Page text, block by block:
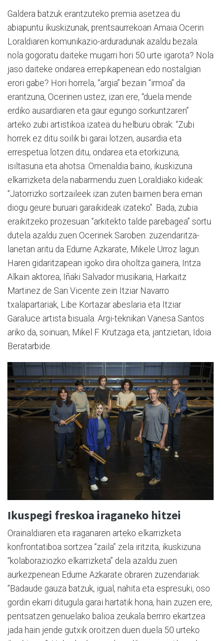
Galdera batzuk erantzuteko premia asetzea du
abiapuntu ikuskizunak, prentsaurrekoan Amaia Ocerin
Loraldiaren komunikazio-arduradunak azaldu bezala:
nola gogoratu daiteke mugarri hori 50 urte igarota? Nola
jaso daiteke ondarea errepikapenean edo nostalgian
erori gabe? Hori horrela, “argia” bezain “irmoa” da
erantzuna, Ocerinen ustez, izan ere, “duela mende
erdiko ausardiaren eta gaur egungo sorkuntzaren”
arteko zubi artistikoa izatea du helburu obrak: “Zubi
horrek ez ditu soilik bi garai lotzen, ausardia eta
errespetua lotzen ditu, ondarea eta etorkizuna,
isiltasuna eta ahotsa. Omenaldia baino, ikuskizuna
elkarrizketa dela nabarmendu zuen Loraldiako kideak:
“Jatorrizko sortzaileek izan zuten baimen bera eman
diogu geure buruari garaikideak izateko”. Bada, zubia
eraikitzeko prozesuan “arkitekto talde parebagea” sortu
dutela azaldu zuen Ocerinek Saroben: zuzendaritza-
lanetan aritu da Edurne Azkarate, Mikele Urroz lagun.
Haren gidaritzapean igoko dira oholtza gainera, Intza
Alkain aktorea, Iñaki Salvador musikaria, Harkaitz
Martinez de San Vicente zein Itziar Navarro
txalapartariak, Libe Kortazar abeslaria eta Itziar
Garaluce artista bisuala. Argi-teknikan Vanesa Santos
ariko da, soinuan, Mikel F. Krutzaga eta, jantzietan, Idoia
Beratarbide.
Ikuspegi freskoa iraganeko hitzei
Orainaldiaren eta iraganaren arteko elkarrizketa
konfrontatiboa sortzea “zaila” zela iritzita, ikuskizuna
“kolaboraziozko elkarrizketa” dela azaldu zuen
aurkezpenean Edurne Azkarate obraren zuzendariak:
“Badaude gauza batzuk, igual, nahita eta espresuki, oso
gordin ekarri ditugula garai hartatik hona, hain zuzen ere,
pentsatzen genuelako balioa zeukala berriro ekartzea
jada hain jende gutxik oroitzen duen duela 50 urteko